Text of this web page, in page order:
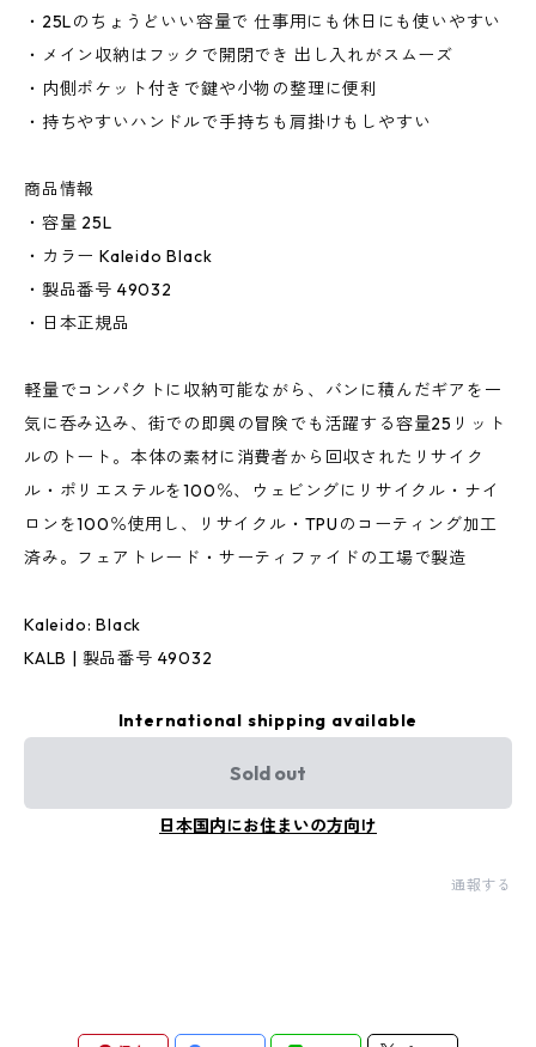
・25Lのちょうどいい容量で 仕事用にも休日にも使いやすい
・メイン収納はフックで開閉でき 出し入れがスムーズ
・内側ポケット付きで鍵や小物の整理に便利
・持ちやすいハンドルで手持ちも肩掛けもしやすい
商品情報
・容量 25L
・カラー Kaleido Black
・製品番号 49032
・日本正規品
軽量でコンパクトに収納可能ながら、バンに積んだギアを一
気に呑み込み、街での即興の冒険でも活躍する容量25リット
ルのトート。本体の素材に消費者から回収されたリサイク
ル・ポリエステルを100％、ウェビングにリサイクル・ナイ
ロンを100％使用し、リサイクル・TPUのコーティング加工
済み。フェアトレード・サーティファイドの工場で製造
Kaleido: Black
KALB | 製品番号 49032
International shipping available
Sold out
日本国内にお住まいの方向け
通報する